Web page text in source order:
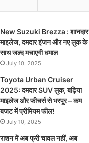
New Suzuki Brezza : शानदार
माइलेज, दमदार इंजन और नए लुक के
साथ जल्द मचाएगी धमाल
July 10, 2025
Toyota Urban Cruiser
2025: दमदार SUV लुक, बढ़िया
माइलेज और फीचर्स से भरपूर – कम
बजट में प्रीमियम फील!
July 10, 2025
राशन में अब फ्री चावल नहीं, अब